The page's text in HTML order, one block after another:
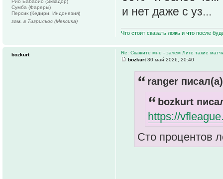
и нет даже с уз...
Что стоит сказать ложь и что после
Рио Бабаойо (Эквадор)
Сумба (Фареры)
Персик (Кедири, Индонезия)
зам. в Тигрильос (Мексика)
Re: Скажите мне - зачем Лиге такие
bozkurt30 май 2026, 20:40
ranger
bozkurt
https://
Cто процентов
bozkurt